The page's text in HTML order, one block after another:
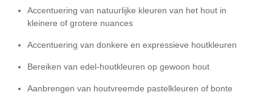
Accentuering van natuurlijke kleuren van het hout in
kleinere of grotere nuances
Accentuering van donkere en expressieve houtkleuren
Bereiken van edel-houtkleuren op gewoon hout
Aanbrengen van houtvreemde pastelkleuren of bonte